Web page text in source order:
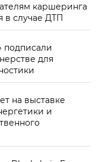
каршеринга
в случае ДТП
для
на выставке
и